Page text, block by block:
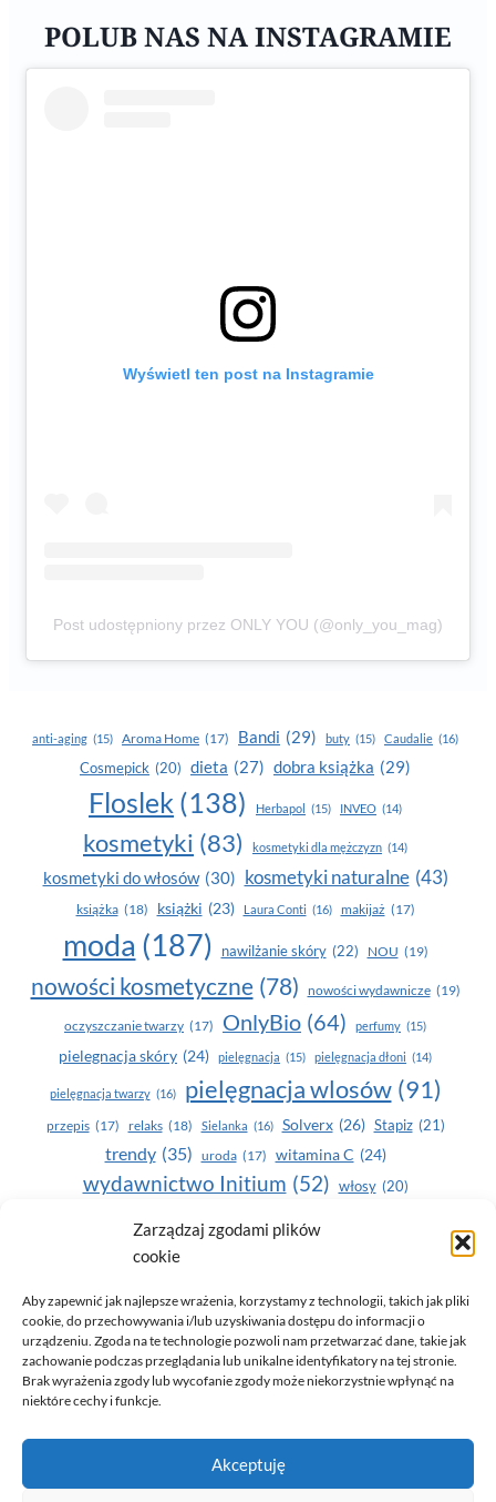
Zarządzaj zgodami plików
cookie
Aby zapewnić jak najlepsze wrażenia, korzystamy z technologii, takich jak pliki
cookie, do przechowywania i/lub uzyskiwania dostępu do informacji o
urządzeniu. Zgoda na te technologie pozwoli nam przetwarzać dane, takie jak
zachowanie podczas przeglądania lub unikalne identyfikatory na tej stronie.
Brak wyrażenia zgody lub wycofanie zgody może niekorzystnie wpłynąć na
niektóre cechy i funkcje.
Akceptuję
POLUB NAS NA INSTAGRAMIE
Wyświetl ten post na Instagramie
Post udostępniony przez ONLY YOU (@only_you_mag)
anti-aging (15) Aroma Home (17) Bandi (29) buty (15) Caudalie (16)
Cosmepick (20) dieta (27) dobra książka (29)
Floslek (138) Herbapol (15) INVEO (14)
kosmetyki (83) kosmetyki dla mężczyzn (14)
kosmetyki do włosów (30) kosmetyki naturalne (43)
książka (18) książki (23) Laura Conti (16) makijaż (17)
moda (187) nawilżanie skóry (22) NOU (19)
nowości kosmetyczne (78) nowości wydawnicze (19)
oczyszczanie twarzy (17) OnlyBio (64) perfumy (15)
pielegnacja skóry (24) pielęgnacja (15) pielęgnacja dłoni (14)
pielęgnacja twarzy (16) pielęgnacja wlosów (91)
przepis (17) relaks (18) Sielanka (16) Solverx (26) Stapiz (21)
trendy (35) uroda (17) witamina C (24)
wydawnictwo Initium (52) włosy (20)
Yasumi(164) zdrowe zęby
zdrowie
© 2026 Only You - portal dla kobiet (uroda, moda, zdrowie)
opracowanie:AZDOBRESTRONY